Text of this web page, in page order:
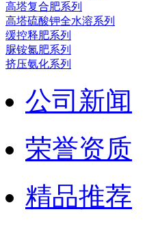
高塔复合肥系列
高塔硫酸钾全水溶系列
缓控释肥系列
脲铵氮肥系列
挤压氨化系列
公司新闻
荣誉资质
精品推荐